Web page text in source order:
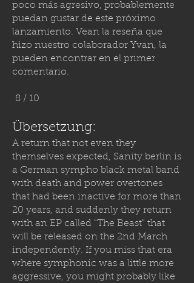
poco más agresivo, probablemente
puedan gustar de este próximo
lanzamiento. Vean la reseña que
hizo nuestro colaborador Yvan, la
pueden encontrar en el primer
comentario.
8 / 10
Übersetzung:
A return that not even they
themselves expected, Sanity.berlin is
a German sympho black metal band
with death and power overtones
that had been inactive for more than
20 years, and suddenly they return
with an EP called "The Beast" that
will be released on the 2nd March
independently. If you miss that era
where symphonic was a little more
aggressive, you might probably like